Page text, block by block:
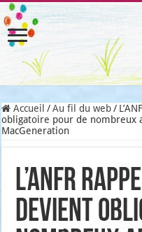
Accueil / Au fil du web /
obligatoire pour de nombreux
MacGeneration
L’ANFR
devient